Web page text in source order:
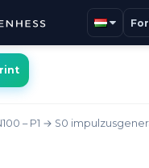
– P1 → S0